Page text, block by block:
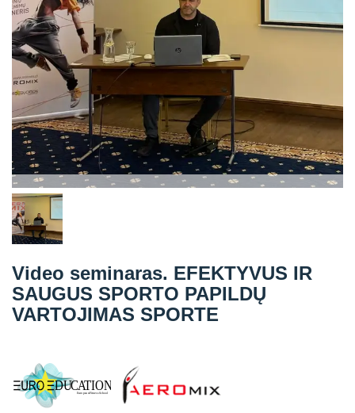
Straipsniai
Sėkmės istorijos
Atsiliepimai
Kontaktai
Video seminaras. EFEKTYVUS IR
SAUGUS SPORTO PAPILDŲ
VARTOJIMAS SPORTE